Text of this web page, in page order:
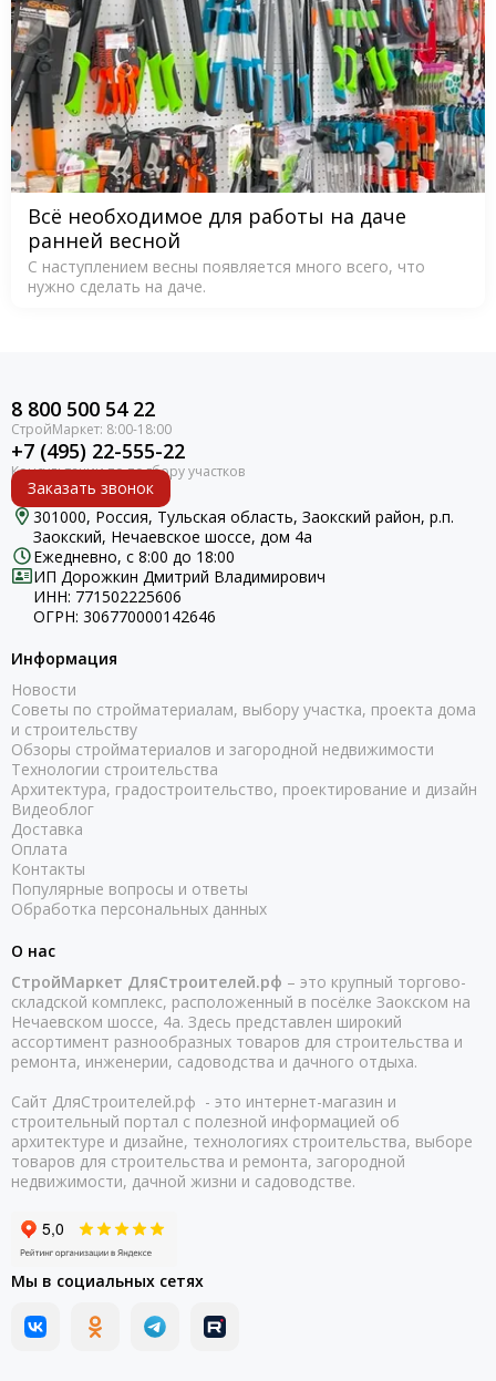
Всё необходимое для работы на даче
ранней весной
С наступлением весны появляется много всего, что
нужно сделать на даче.
8 800 500 54 22
+7 (495) 22-555-22
Заказать звонок
301000, Россия, Тульская область, Заокский район, р.п.
Заокский, Нечаевское шоссе, дом 4а
Ежедневно, с 8:00 до 18:00
ИП Дорожкин Дмитрий Владимирович
ИНН: 771502225606
ОГРН: 306770000142646
Информация
Новости
Советы по стройматериалам, выбору участка, проекта дома
и строительству
Обзоры стройматериалов и загородной недвижимости
Технологии строительства
Архитектура, градостроительство, проектирование и дизайн
Видеоблог
Доставка
Оплата
Контакты
Популярные вопросы и ответы
Обработка персональных данных
О нас
СтройМаркет ДляСтроителей.рф – это крупный торгово-
складской комплекс, расположенный в посёлке Заокском на
Нечаевском шоссе, 4а. Здесь представлен широкий
ассортимент разнообразных товаров для строительства и
ремонта, инженерии, садоводства и дачного отдыха.
Сайт ДляСтроителей.рф - это интернет-магазин и
строительный портал с полезной информацией об
архитектуре и дизайне, технологиях строительства, выборе
товаров для строительства и ремонта, загородной
недвижимости, дачной жизни и садоводстве.
Мы в социальных сетях